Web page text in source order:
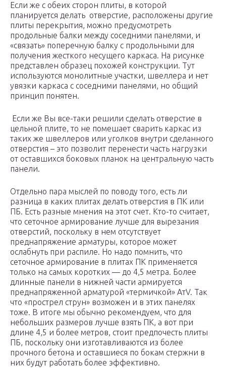
Если же с обеих сторон плиты, в которой
планируется делать отверстие, расположены другие
плиты перекрытия, можно предусмотреть
продольные балки между соседними панелями, и
«связать» поперечную балку с продольными для
получения жесткого несущего каркаса. На рисунке
представлен образец похожей конструкции. Тут
используются монолитные участки, швеллера и нет
увязки каркаса с соседними панелями, но общий
принцип понятен.
Если же Вы все-таки решили сделать отверстие в
цельной плите, то не помешает сварить каркас из
таких же швеллеров или уголков внутри сделанного
отверстия – это позволит перенести часть нагрузки
от оставшихся боковых планок на центральную часть
панели.
Отдельно пара мыслей по поводу того, есть ли
разница в каких плитах делать отверстия в ПК или
ПБ. Есть разные мнения на этот счет. Кто-то считает,
что сеточное армирование лучше для вырезания
отверстий, поскольку в нем отсутствует
преднапряжение арматуры, которое может
ослабнуть при распиле. Но надо помнить, что
сеточное армирование в плитах ПК применяется
только на самых коротких — до 4,5 метра. Более
длинные панели в нижней части армируется
преднапряженной арматурой «термичкой» АтV. Так
что «прострел струн» возможен и в этих панелях
тоже. В итоге мы обычно рекомендуем, что для
небольших размеров лучше взять ПК, а вот при
длине 4,5 и более метров, стоит предпочесть плиты
ПБ, поскольку они изготавливаются из более
прочного бетона и оставшиеся по бокам стержни в
них будут работать более эффективно.